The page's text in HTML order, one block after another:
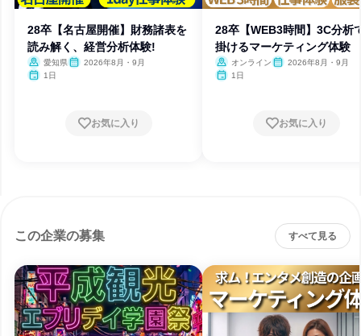
28卒【名古屋開催】財務諸表を
読み解く、経営分析体験!
愛知県
2026年8月・9月
1日
お気に入り
28卒【WEB3時間】3C分析
掛けるマーケティング体験
オンライン
2026年8月・9月
1日
お気に入り
この企業の募集 すべて見る